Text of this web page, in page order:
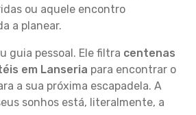
ou aquele encontro
a planear.
guia pessoal. Ele filtra centenas
em Lanseria para encontrar o
a sua próxima escapadela. A
sonhos está, literalmente, a